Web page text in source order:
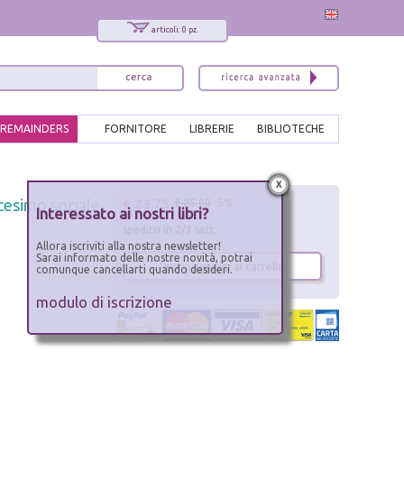
articoli: 0 pz.
BIBLIOTECHE
LIBRERIE
FORNITORE
REMAINDERS
sociale
€ 23.75
aggiungi al carrello
x
Interessato ai nostri libri?
Allora iscriviti alla nostra newsletter!
Sarai informato delle nostre novità, potrai
comunque cancellarti quando desideri.
modulo di iscrizione